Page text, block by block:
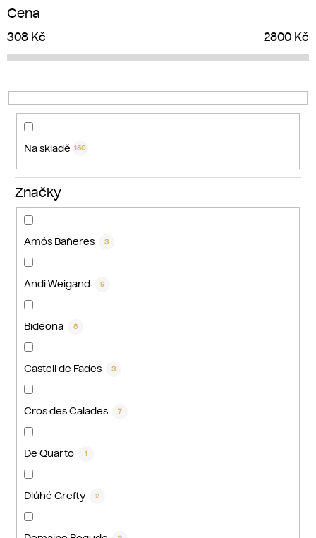
r
o
d
k
t
Cena
308 Kč 2800 Kč
Na skladě 150
Značky
Amós Bañeres 3
Andi Weigand 9
Bideona 8
Castell de Fades 3
Cros des Calades 7
De Quarto 1
Dlúhé Grefty 2